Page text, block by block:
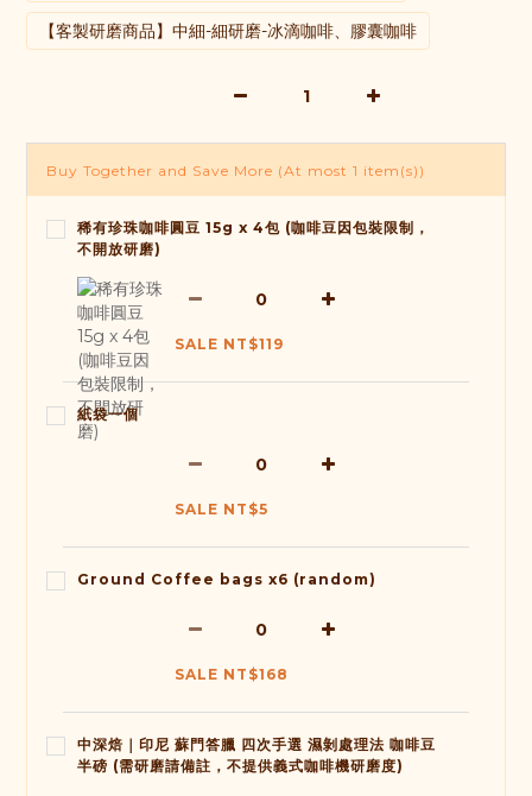
【客製研磨商品】中細-細研磨-冰滴咖啡、膠囊咖啡
Buy Together and Save More (At most 1 item(s))
稀有珍珠咖啡圓豆 15g x 4包 (咖啡豆因包裝限制，
不開放研磨)
SALE NT$119
紙袋一個
SALE NT$5
Ground Coffee bags x6 (random)
SALE NT$168
中深焙｜印尼 蘇門答臘 四次手選 濕剝處理法 咖啡豆
半磅 (需研磨請備註，不提供義式咖啡機研磨度)